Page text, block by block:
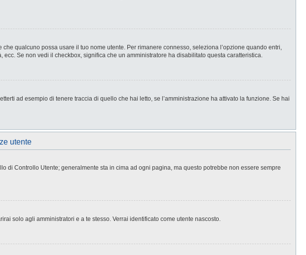
qualcuno possa usare il tuo nome utente. Per rimanere connesso, seleziona l’opzione quando entri,
Se non vedi il checkbox, significa che un amministratore ha disabilitato questa caratteristica.
ad esempio di tenere traccia di quello che hai letto, se l’amministrazione ha attivato la funzione. Se hai
utente
di Controllo Utente; generalmente sta in cima ad ogni pagina, ma questo potrebbe non essere sempre
solo agli amministratori e a te stesso. Verrai identificato come utente nascosto.